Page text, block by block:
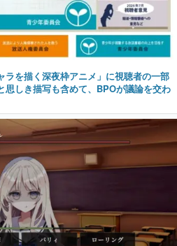
ラを描く深夜枠アニメ」に視聴者の一部
思しき描写も含めて、BPOが議論を交わ